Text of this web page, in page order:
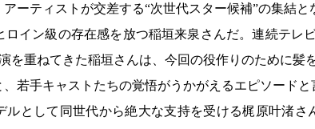
ーティストが交差する“次世代スター候補”の集結と
ロイン級の存在感を放つ稲垣来泉さんだ。連続テレ
を重ねてきた稲垣さんは、今回の役作りのために髪
若手キャストたちの覚悟がうかがえるエピソードと
ルとして同世代から絶大な支持を受ける梶原叶渚さ